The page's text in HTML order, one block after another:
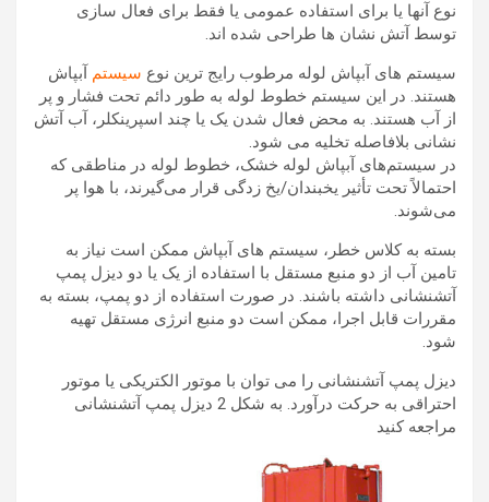
نوع آنها یا برای استفاده عمومی یا فقط برای فعال سازی
توسط آتش نشان ها طراحی شده اند.
سیستم های آبپاش لوله مرطوب رایج ترین نوع سیستم آبپاش
هستند. در این سیستم خطوط لوله به طور دائم تحت فشار و پر
از آب هستند. به محض فعال شدن یک یا چند اسپرینکلر، آب آتش
نشانی بلافاصله تخلیه می شود.
در سیستم‌های آبپاش لوله خشک، خطوط لوله در مناطقی که
احتمالاً تحت تأثیر یخبندان/یخ زدگی قرار می‌گیرند، با هوا پر
می‌شوند.
بسته به کلاس خطر، سیستم های آبپاش ممکن است نیاز به
تامین آب از دو منبع مستقل با استفاده از یک یا دو دیزل پمپ
آتشنشانی داشته باشند. در صورت استفاده از دو پمپ، بسته به
مقررات قابل اجرا، ممکن است دو منبع انرژی مستقل تهیه
شود.
دیزل پمپ آتشنشانی را می توان با موتور الکتریکی یا موتور
احتراقی به حرکت درآورد. به شکل 2 دیزل پمپ آتشنشانی
مراجعه کنید